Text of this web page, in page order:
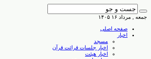
جمعه , مرداد ۱۶ ۱۴۰۵
صفحه اصلی
اخبار
مسجد
اخبار جلسات قرائت قرآن
اخبار هیئت